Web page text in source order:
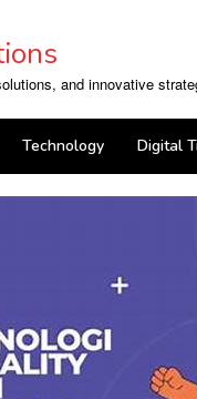
and innovative
Technology Digital